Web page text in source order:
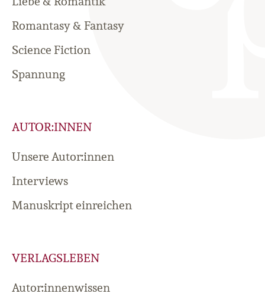
Romantasy & Fantasy
Science Fiction
Spannung
AUTOR:INNEN
Unsere Autor:innen
Interviews
Manuskript einreichen
VERLAGSLEBEN
Autor:innenwissen